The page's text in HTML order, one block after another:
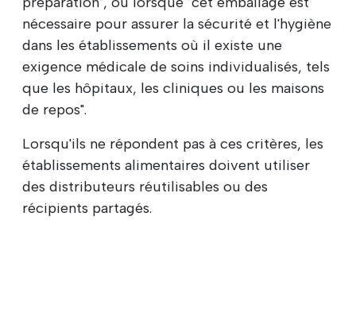
nécessaire pour assurer la sécurité et l'hygiène
dans les établissements où il existe une
exigence médicale de soins individualisés, tels
que les hôpitaux, les cliniques ou les maisons
de repos".
Lorsqu'ils ne répondent pas à ces critères, les
établissements alimentaires doivent utiliser
des distributeurs réutilisables ou des
récipients partagés.